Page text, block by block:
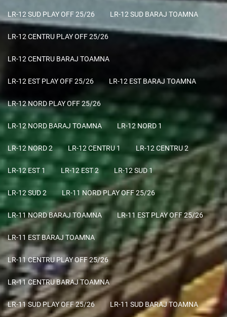
LR-12 SUD PLAY OFF 25/26 LR-12 SUD BARAJ TOAMNA
LR-12 CENTRU PLAY OFF 25/26
LR-12 CENTRU BARAJ TOAMNA
LR-12 EST PLAY OFF 25/26 LR-12 EST BARAJ TOAMNA
LR-12 NORD PLAY OFF 25/26
LR-12 NORD BARAJ TOAMNA LR-12 NORD 1
LR-12 NORD 2 LR-12 CENTRU 1 LR-12 CENTRU 2
LR-12 EST 1 LR-12 EST 2 LR-12 SUD 1
LR-12 SUD 2 LR-11 NORD PLAY OFF 25/26
LR-11 NORD BARAJ TOAMNA LR-11 EST PLAY OFF 25/26
LR-11 EST BARAJ TOAMNA
LR-11 CENTRU PLAY OFF 25/26
LR-11 CENTRU BARAJ TOAMNA
LR-11 SUD PLAY OFF 25/26 LR-11 SUD BARAJ TOAMNA